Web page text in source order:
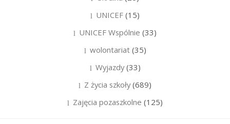
UNICEF (15)
UNICEF Wspólnie (33)
wolontariat(35)
Wyjazdy(33)
Z życia szkoły(689)
Zajęcia pozaszkolne (125)